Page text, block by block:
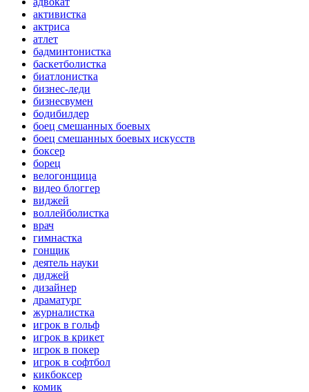
активистка
актриса
атлет
бадминтонистка
баскетболистка
биатлонистка
бизнес-леди
бизнесвумен
бодибилдер
боец смешанных боевых
боец смешанных боевых искусств
боксер
борец
велогонщица
видео блоггер
виджей
воллейболистка
врач
гимнастка
гонщик
деятель науки
диджей
дизайнер
драматург
журналистка
игрок в гольф
игрок в крикет
игрок в покер
игрок в софтбол
кикбоксер
комик